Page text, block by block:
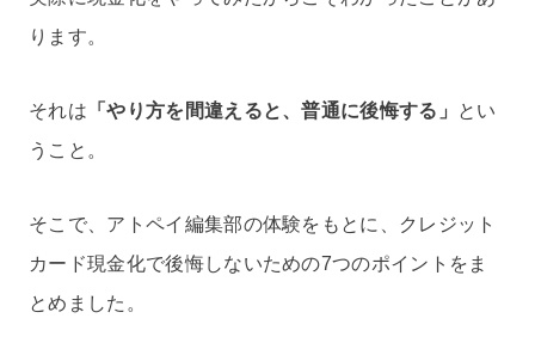
ります。
それは 「やり方を間違えると、普通に後悔する」
とい
うこと。
そこで、アトペイ編集部の体験をもとに、クレジット
カード現金化で後悔しないための7つのポイントをま
とめました。